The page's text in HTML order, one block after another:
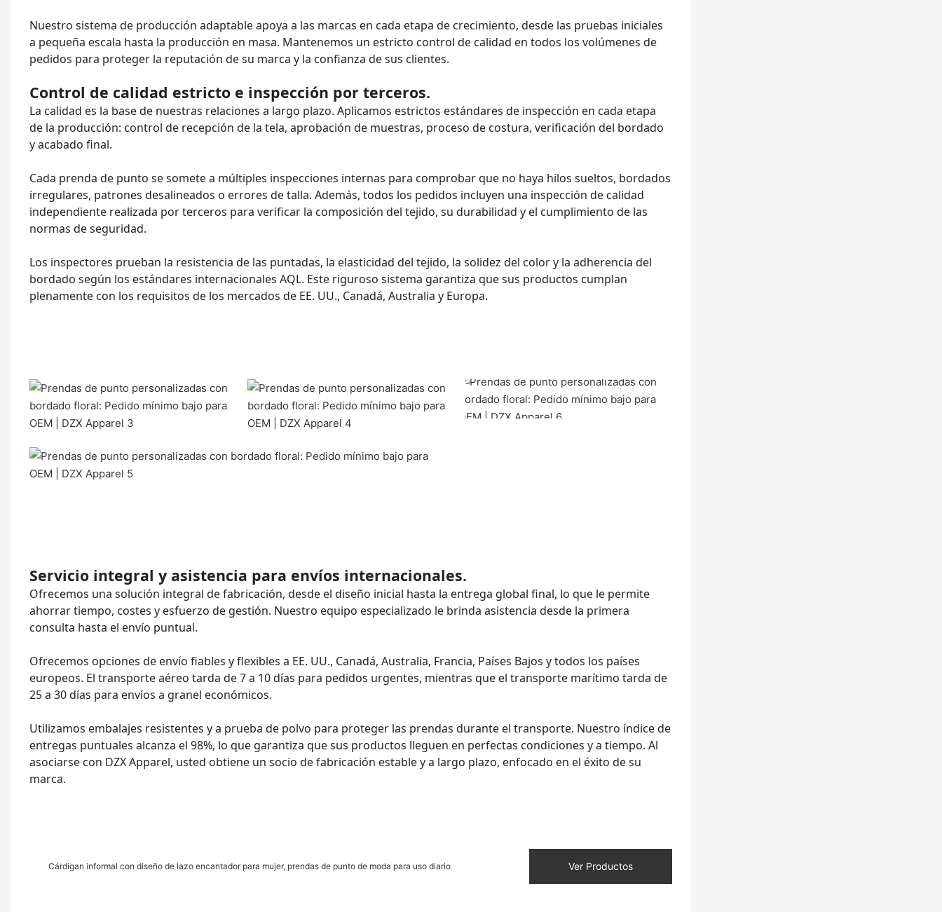
Nuestro sistema de producción adaptable apoya a las marcas en cada etapa de crecimiento, desde las pruebas iniciales
a pequeña escala hasta la producción en masa. Mantenemos un estricto control de calidad en todos los volúmenes de
pedidos para proteger la reputación de su marca y la confianza de sus clientes.
Control de calidad estricto e inspección por terceros.
La calidad es la base de nuestras relaciones a largo plazo. Aplicamos estrictos estándares de inspección en cada etapa
de la producción: control de recepción de la tela, aprobación de muestras, proceso de costura, verificación del bordado
y acabado final.
Cada prenda de punto se somete a múltiples inspecciones internas para comprobar que no haya hilos sueltos, bordados
irregulares, patrones desalineados o errores de talla. Además, todos los pedidos incluyen una inspección de calidad
independiente realizada por terceros para verificar la composición del tejido, su durabilidad y el cumplimiento de las
normas de seguridad.
Los inspectores prueban la resistencia de las puntadas, la elasticidad del tejido, la solidez del color y la adherencia del
bordado según los estándares internacionales AQL. Este riguroso sistema garantiza que sus productos cumplan
plenamente con los requisitos de los mercados de EE. UU., Canadá, Australia y Europa.
Servicio integral y asistencia para envíos internacionales.
Ofrecemos una solución integral de fabricación, desde el diseño inicial hasta la entrega global final, lo que le permite
ahorrar tiempo, costes y esfuerzo de gestión. Nuestro equipo especializado le brinda asistencia desde la primera
consulta hasta el envío puntual.
Ofrecemos opciones de envío fiables y flexibles a EE. UU., Canadá, Australia, Francia, Países Bajos y todos los países
europeos. El transporte aéreo tarda de 7 a 10 días para pedidos urgentes, mientras que el transporte marítimo tarda de
25 a 30 días para envíos a granel económicos.
Utilizamos embalajes resistentes y a prueba de polvo para proteger las prendas durante el transporte. Nuestro índice de
entregas puntuales alcanza el 98%, lo que garantiza que sus productos lleguen en perfectas condiciones y a tiempo. Al
asociarse con DZX Apparel, usted obtiene un socio de fabricación estable y a largo plazo, enfocado en el éxito de su
marca.
Cárdigan informal con diseño de lazo encantador para mujer, prendas de punto de moda para uso diario Ver Productos